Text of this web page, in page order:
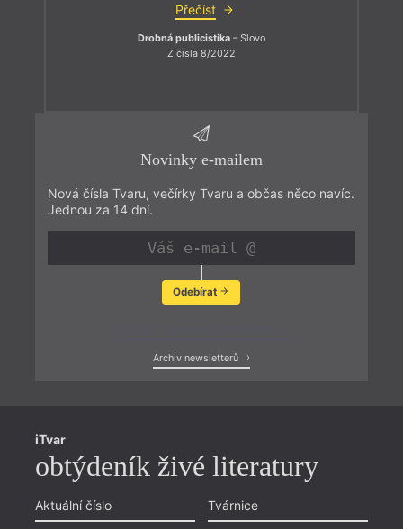
Přečíst
Drobná publicistika – Slovo
Z čísla 8/2022
Novinky e-mailem
Nová čísla Tvaru, večírky Tvaru a občas něco navíc.
Jednou za 14 dní.
Odebírat
Archiv newsletterů
iTvar
obtýdeník živé literatury
Aktuální číslo
Tvárnice